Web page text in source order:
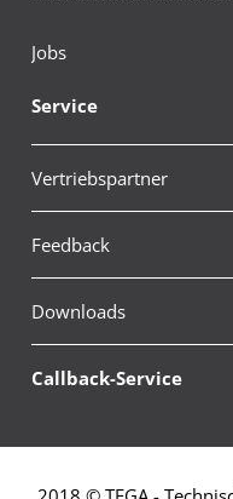
Jobs
Service
Vertriebspartner
Feedback
Downloads
Callback-Service